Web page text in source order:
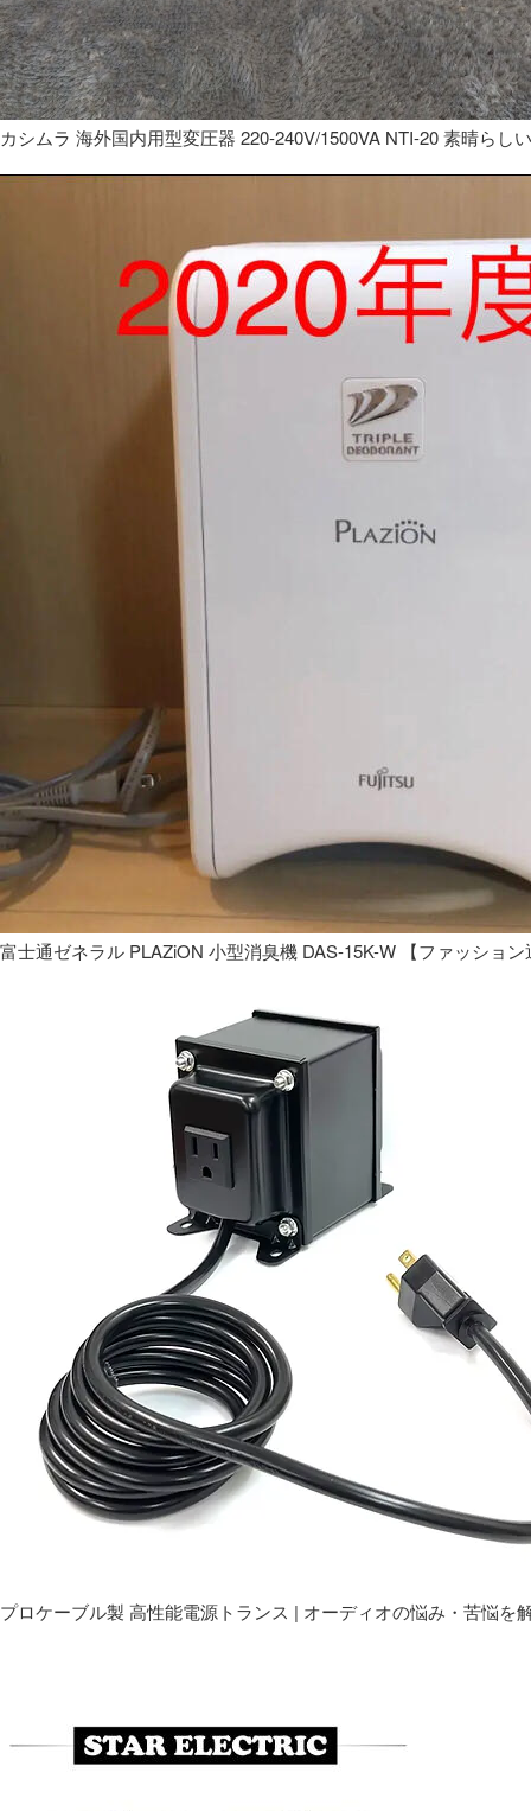
カシムラ 海外国内用型変圧器 220-240V/1500VA NTI-20 素晴らし
富士通ゼネラル PLAZiON 小型消臭機 DAS-15K-W 【ファッション
プロケーブル製 高性能電源トランス | オーディオの悩み・苦悩を